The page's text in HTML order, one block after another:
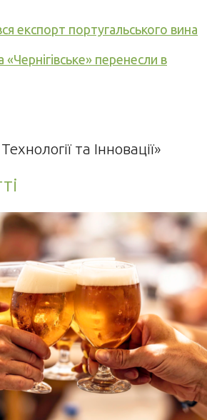
експорт португальського вина
перенесли в
та Інновації»